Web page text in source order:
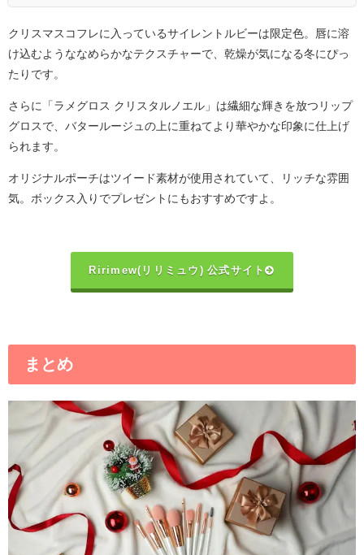
クリスマスコフレに入っているサイレントルビーは限定色。唇に溶
け込むようななめらかなテクスチャーで、乾燥が気になる冬にぴっ
たりです。
さらに「ラメグロス クリスタルノエル」は繊細な輝きを放つリップ
グロスで、バタールージュの上に重ねてより華やかな印象に仕上げ
られます。
オリジナルポーチはツイード素材が使用されていて、リッチな雰囲
気。ボックス入りでプレゼントにもおすすめですよ。
Ririmew(リリミュウ) 公式サイト
まとめ